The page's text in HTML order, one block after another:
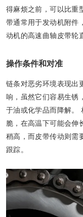
得麻烦之前，可以比重
带通常用于发动机附件
动机的高速曲轴皮带轮
操作条件和对准
链条对恶劣环境表现出
响，虽然它们容易生锈
于油或化学品而降解。
脆，在高温下可能会伸
稍高，而皮带传动则需
跟踪。